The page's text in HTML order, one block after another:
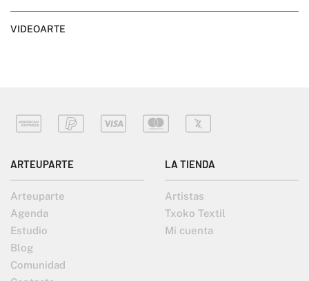
VIDEOARTE
ARTEUPARTE
Arteuparte
Agenda
Estudio
Blog
Comunidad
LA TIENDA
Artistas
Txoko Textil
Mi cuenta